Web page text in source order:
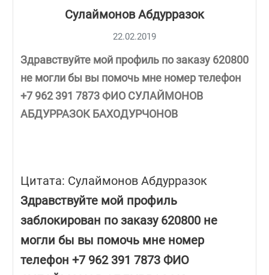
Сулаймонов Абдурразок
22.02.2019
Здравствуйте мой профиль по заказу 620800
не могли бы вы помочь мне номер телефон
+7 962 391 7873 ФИО СУЛАЙМОНОВ
АБДУРРАЗОК БАХОДУРЧОНОВ
Цитата: Сулаймонов Абдурразок
Здравствуйте мой профиль
заблокирован по заказу 620800 не
могли бы вы помочь мне номер
телефон +7 962 391 7873 ФИО